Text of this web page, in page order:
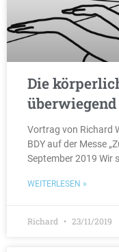
Die
Vortrag von Richard
BDY auf der Messe
September 2019 Wir
WEITERLESEN »
Richard 23/11/2019